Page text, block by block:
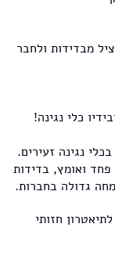
מבדידות ולחבר
כלי נגינה!
נגינה זעירים.
פחד ואומץ, בדידות
גדולה בחברות.
חזותי